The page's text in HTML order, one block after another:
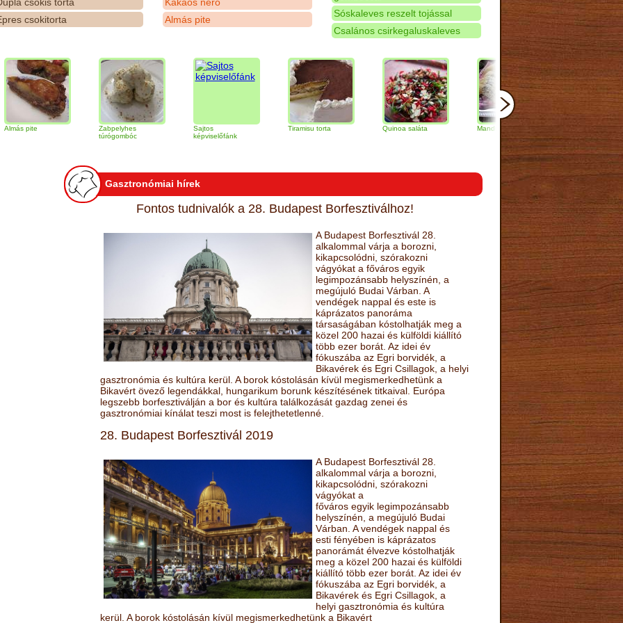
csokitorta
Almás pite
Sóskaleves reszelt tojással
Csalános csirkegaluskaleves
Zabpelyhes
túrógombóc
képviselőfánk
Tiramisu torta Quinoa saláta Mandulás kifli
narancs torta
Gasztronómiai hírek
Fontos tudnivalók a 28. Budapest Borfesztiválhoz!
A Budapest Borfesztivál 28.
alkalommal várja a borozni,
kikapcsolódni, szórakozni
vágyókat a főváros egyik
legimpozánsabb helyszínén, a
megújuló Budai Várban. A
vendégek nappal és este is
káprázatos panoráma
társaságában kóstolhatják meg a
közel 200 hazai és külföldi kiállító
több ezer borát. Az idei év
fókuszába az Egri borvidék, a
Bikavérek és Egri Csillagok, a helyi
gasztronómia és kultúra kerül. A borok kóstolásán kívül megismerkedhetünk a
Bikavért övező legendákkal, hungarikum borunk készítésének titkaival. Európa
legszebb borfesztiválján a bor és kultúra találkozását gazdag zenei és
gasztronómiai kínálat teszi most is felejthetetlenné.
28. Budapest Borfesztivál 2019
A Budapest Borfesztivál 28.
alkalommal várja a borozni,
kikapcsolódni, szórakozni
vágyókat a
főváros egyik legimpozánsabb
helyszínén, a megújuló Budai
Várban. A vendégek nappal és
esti fényében is káprázatos
panorámát élvezve kóstolhatják
meg a közel 200 hazai és külföldi
kiállító több ezer borát. Az idei év
fókuszába az Egri borvidék, a
Bikavérek és Egri Csillagok, a
helyi gasztronómia és kultúra
kerül. A borok kóstolásán kívül megismerkedhetünk a Bikavért